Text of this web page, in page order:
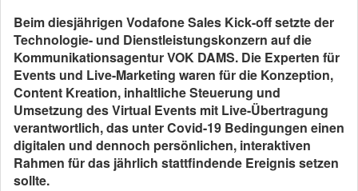
Beim diesjährigen Vodafone Sales Kick-off setzte der
Technologie- und Dienstleistungskonzern auf die
Kommunikationsagentur VOK DAMS. Die Experten für
Events und Live-Marketing waren für die Konzeption,
Content Kreation, inhaltliche Steuerung und
Umsetzung des Virtual Events mit Live-Übertragung
verantwortlich, das unter Covid-19 Bedingungen einen
digitalen und dennoch persönlichen, interaktiven
Rahmen für das jährlich stattfindende Ereignis setzen
sollte.